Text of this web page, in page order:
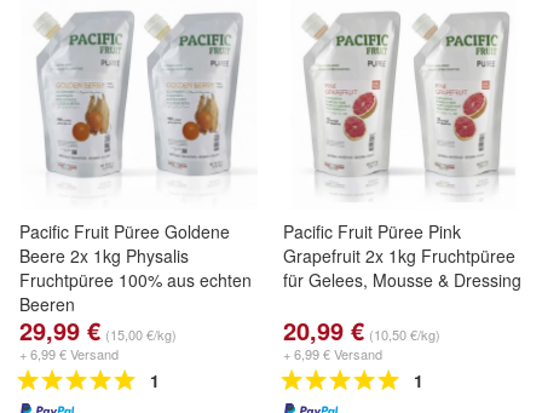
Pacific Fruit Püree Goldene
Beere 2x 1kg Physalis
Fruchtpüree 100% aus echten
Beeren
29,99 € (15,00 €/kg)
+ 6,99 € Versand
1
Pacific Fruit Püree Pink
Grapefruit 2x 1kg Fruchtpüree
für Gelees, Mousse & Dressing
20,99 € (10,50 €/kg)
+ 6,99 € Versand
1